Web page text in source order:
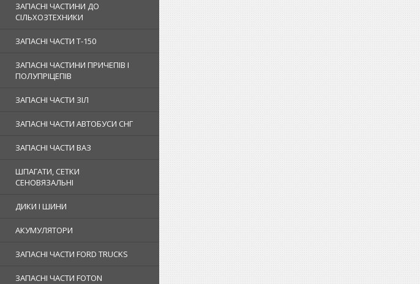
ЗАПАСНІ ЧАСТИНИ ДО
СІЛЬХОЗТЕХНИКИ
ЗАПАСНІ ЧАСТИ Т-150
ЗАПАСНІ ЧАСТИНИ ПРИЧЕПІВ І
ПОЛУПРІЦЕПІВ
ЗАПАСНІ ЧАСТИ ЗІЛ
ЗАПАСНІ ЧАСТИ АВТОБУСИ СНГ
ЗАПАСНІ ЧАСТИ ВАЗ
ШПАГАТИ, СЕТКИ
СЕНОВЯЗАЛЬНІ
ДИКИ І ШИНИ
АКУМУЛЯТОРИ
ЗАПАСНІ ЧАСТИ FORD TRUCKS
ЗАПАСНІ ЧАСТИ FOTON